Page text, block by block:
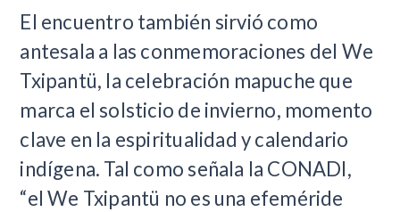
El encuentro también sirvió como
antesala a las conmemoraciones del We
Txipantü, la celebración mapuche que
marca el solsticio de invierno, momento
clave en la espiritualidad y calendario
indígena. Tal como señala la CONADI,
“el We Txipantü no es una efeméride